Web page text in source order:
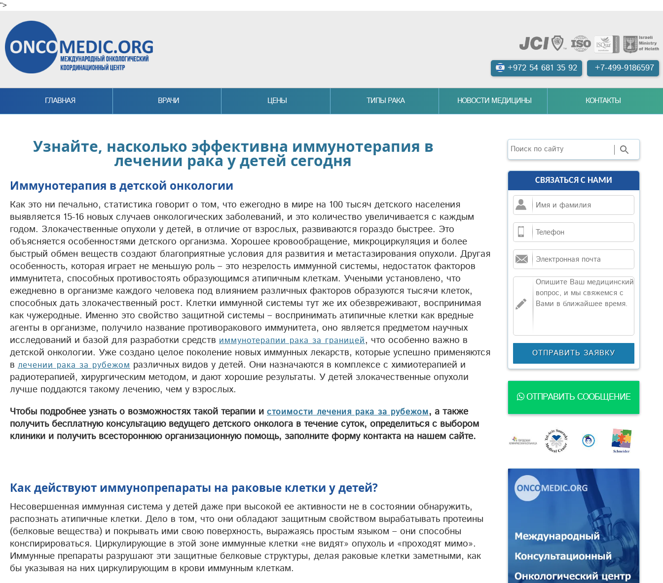
">
+7-499-9186597
+972 54 681 35 92
ГЛАВНАЯ ВРАЧИ ЦЕНЫ ТИПЫ РАКА НОВОСТИ МЕДИЦИНЫ КОНТАКТЫ
Узнайте, насколько эффективна иммунотерапия в
лечении рака у детей сегодня
Иммунотерапия в детской онкологии
Как это ни печально, статистика говорит о том, что ежегодно в мире на 100 тысяч детского населения
выявляется 15-16 новых случаев онкологических заболеваний, и это количество увеличивается с каждым
годом. Злокачественные опухоли у детей, в отличие от взрослых, развиваются гораздо быстрее. Это
объясняется особенностями детского организма. Хорошее кровообращение, микроциркуляция и более
быстрый обмен веществ создают благоприятные условия для развития и метастазирования опухоли. Другая
особенность, которая играет не меньшую роль – это незрелость иммунной системы, недостаток факторов
иммунитета, способных противостоять образующимся атипичным клеткам. Учеными установлено, что
ежедневно в организме каждого человека под влиянием различных факторов образуются тысячи клеток,
способных дать злокачественный рост. Клетки иммунной системы тут же их обезвреживают, воспринимая
как чужеродные. Именно это свойство защитной системы – воспринимать атипичные клетки как вредные
агенты в организме, получило название противоракового иммунитета, оно является предметом научных
исследований и базой для разработки средств иммунотерапии рака за границей, что особенно важно в
детской онкологии. Уже создано целое поколение новых иммунных лекарств, которые успешно применяются
в лечении рака за рубежом различных видов у детей. Они назначаются в комплексе с химиотерапией и
радиотерапией, хирургическим методом, и дают хорошие результаты. У детей злокачественные опухоли
лучше поддаются такому лечению, чем у взрослых.
Чтобы подробнее узнать о возможностях такой терапии и стоимости лечения рака за рубежом, а также
получить бесплатную консультацию ведущего детского онколога в течение суток, определиться с выбором
клиники и получить всестороннюю организационную помощь, заполните форму контакта на нашем сайте.
Как действуют иммунопрепараты на раковые клетки у детей?
Несовершенная иммунная система у детей даже при высокой ее активности не в состоянии обнаружить,
распознать атипичные клетки. Дело в том, что они обладают защитным свойством вырабатывать протеины
(белковые вещества) и покрывать ими свою поверхность, выражаясь простым языком – они способны
конспирироваться. Циркулирующие в этой зоне иммунные клетки «не видят» опухоль и «проходят мимо».
Иммунные препараты разрушают эти защитные белковые структуры, делая раковые клетки заметными, как
бы указывая на них циркулирующим в крови иммунным клеткам.
Поиск
СВЯЗАТЬСЯ С НАМИ
ОТПРАВИТЬ СООБЩЕНИЕ